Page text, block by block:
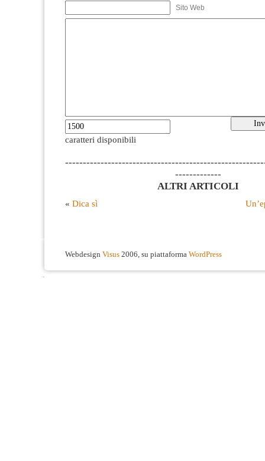
Sito Web
caratteri disponibili
-------------
ALTRI ARTICOLI
« Dica sì
Webdesign Visus 2006, su piattaforma WordPress